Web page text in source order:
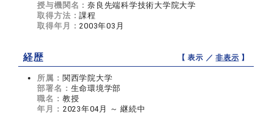
授与機関名：奈良先端科学技術大学院大学
取得方法：課程
取得年月：2003年03月
経歴 【 表示 ／非表示 】
所属： 関西学院大学
部署名： 生命環境学部
職名： 教授
年月： 2023年04月 ～ 継続中